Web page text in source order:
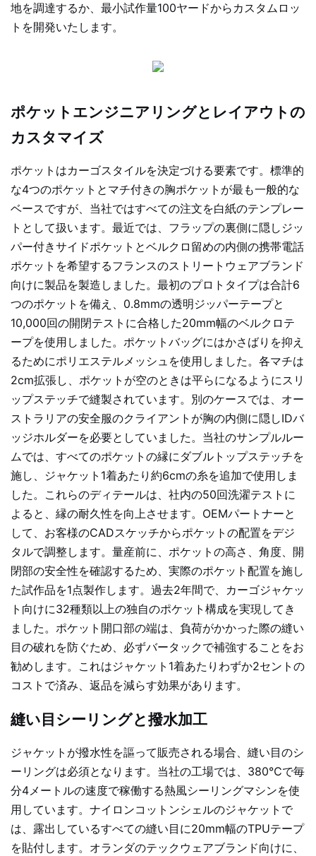
地を調達するか、最小試作量100ヤードからカスタムロッ
トを開発いたします。
ポケットエンジニアリングとレイアウトの
カスタマイズ
ポケットはカーゴスタイルを決定づける要素です。標準的
な4つのポケットとマチ付きの胸ポケットが最も一般的な
ベースですが、当社ではすべての注文を白紙のテンプレー
トとして扱います。最近では、フラップの裏側に隠しジッ
パー付きサイドポケットとベルクロ留めの内側の携帯電話
ポケットを希望するフランスのストリートウェアブランド
向けに製品を製造しました。最初のプロトタイプは合計6
つのポケットを備え、0.8mmの透明ジッパーテープと
10,000回の開閉テストに合格した20mm幅のベルクロテ
ープを使用しました。ポケットバッグにはかさばりを抑え
るためにポリエステルメッシュを使用しました。各マチは
2cm拡張し、ポケットが空のときは平らになるようにスリ
ップステッチで縫製されています。別のケースでは、オー
ストラリアの安全服のクライアントが胸の内側に隠しIDバ
ッジホルダーを必要としていました。当社のサンプルルー
ムでは、すべてのポケットの縁にダブルトップステッチを
施し、ジャケット1着あたり約6cmの糸を追加で使用しま
した。これらのディテールは、社内の50回洗濯テストに
よると、縁の耐久性を向上させます。OEMパートナーと
して、お客様のCADスケッチからポケットの配置をデジ
タルで調整します。量産前に、ポケットの高さ、角度、開
閉部の安全性を確認するため、実際のポケット配置を施し
た試作品を1点製作します。過去2年間で、カーゴジャケッ
ト向けに32種類以上の独自のポケット構成を実現してき
ました。ポケット開口部の端は、負荷がかかった際の縫い
目の破れを防ぐため、必ずバータックで補強することをお
勧めします。これはジャケット1着あたりわずか2セントの
コストで済み、返品を減らす効果があります。
縫い目シーリングと撥水加工
ジャケットが撥水性を謳って販売される場合、縫い目のシ
ーリングは必須となります。当社の工場では、380℃で毎
分4メートルの速度で稼働する熱風シーリングマシンを使
用しています。ナイロンコットンシェルのジャケットで
は、露出しているすべての縫い目に20mm幅のTPUテープ
を貼付します。オランダのテックウェアブランド向けに、